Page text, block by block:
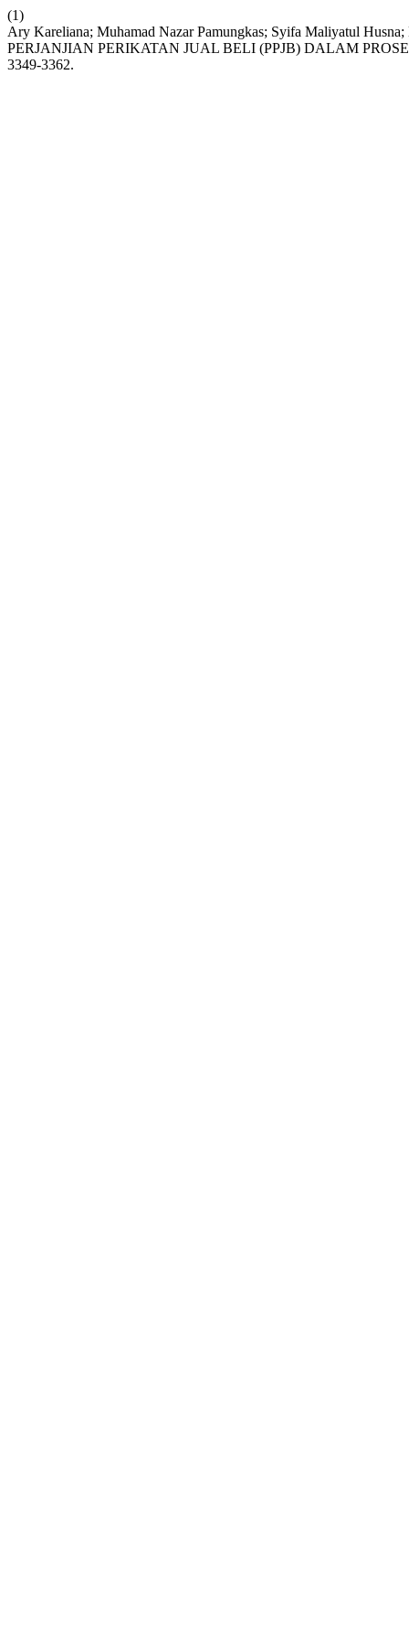
(1)
Ary Kareliana; Muhamad Nazar Pamungkas; Syifa Maliyatul
PERJANJIAN PERIKATAN JUAL BELI (PPJB) DALAM
3349-3362.